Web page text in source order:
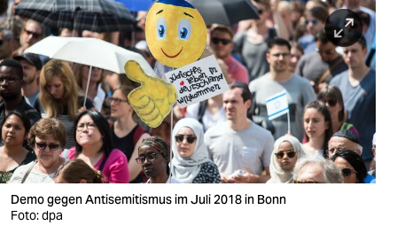
sport
berlin
nord
wahrheit
verlag
verlag
Demo gegen Antisemitismus im Juli 2018 in Bonn
Foto: dpa